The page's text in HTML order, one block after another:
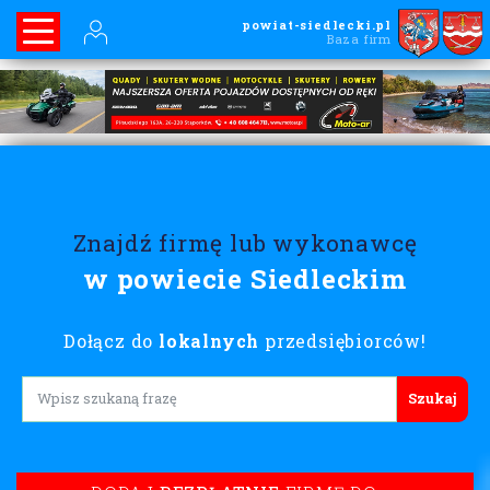
powiat-siedlecki.pl
Baza firm
Znajdź firmę lub wykonawcę
w powiecie Siedleckim
Dołącz do lokalnych przedsiębiorców!
Lorem ipsum